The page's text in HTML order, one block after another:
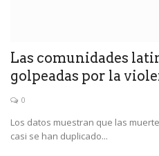
Las comunidades
golpeadas por la
0
Los datos muestran que las
casi se han duplicado...